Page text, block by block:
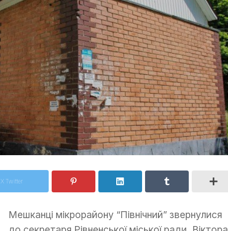
X Twitter
Мешканці мікрорайону “Північний” звернулися